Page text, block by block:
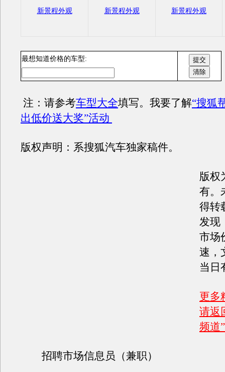
新景程外观 新景程外观 新景程外观
最想知道价格的车型:
注：请参考车型大全填写。我要了解“搜狐
出低价送大奖”活动
版权声明：系搜狐汽车独家稿件。
版权
有。
得转
发现
市场
速，
当日
更多
请返
频道”
招聘市场信息员（兼职）